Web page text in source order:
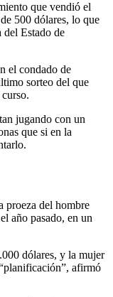
que vendió el
500 dólares, lo que
del Estado de
el condado de
sorteo del que
jugando con un
que si en la
proeza del hombre
año pasado, en un
dólares, y la mujer
afirmó